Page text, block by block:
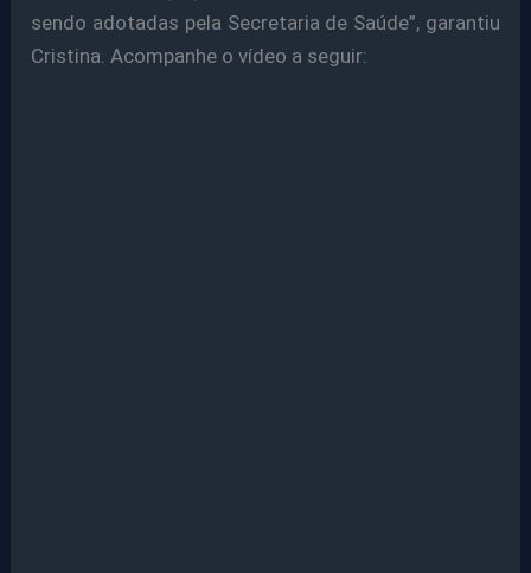
sendo adotadas pela Secretaria de Saúde”, garantiu
Cristina. Acompanhe o vídeo a seguir: